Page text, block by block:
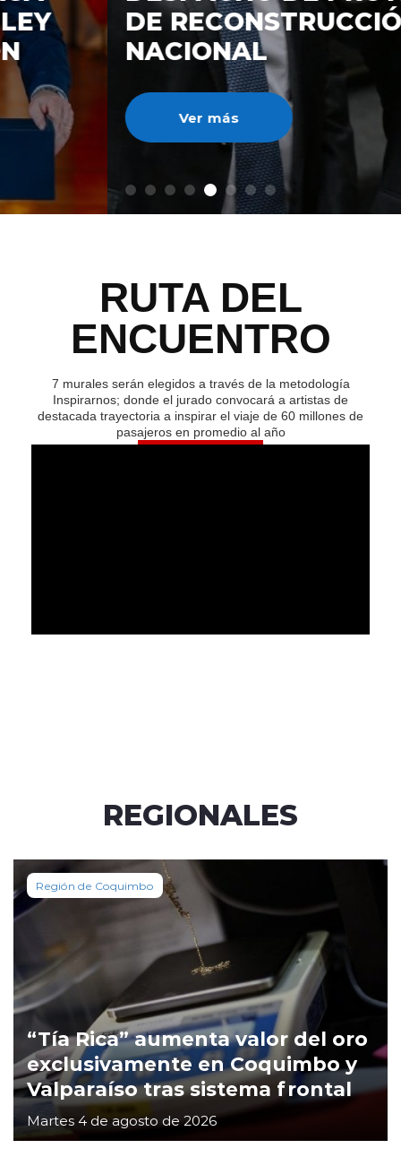
DE RECONSTRUCCIÓ
NACIONAL
Ver más
RUTA DEL
ENCUENTRO
7 murales serán elegidos a través de la metodología
Inspirarnos; donde el jurado convocará a artistas de
destacada trayectoria a inspirar el viaje de 60 millones de
pasajeros en promedio al año
REGIONALES
Región de Coquimbo
“Tía Rica” aumenta valor del oro
exclusivamente en Coquimbo y
Valparaíso tras sistema frontal
Martes 4 de agosto de 2026